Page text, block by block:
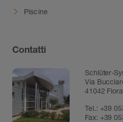
Piscine
Contatti
Schlüter-
Via
41042
Tel.: +39
Fax: +39